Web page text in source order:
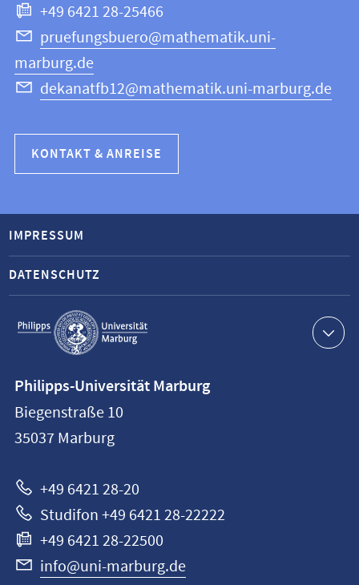
+49 6421 28-25466
pruefungsbuero@mathematik.uni-
marburg.de
dekanatfb12@mathematik.uni-marburg.de
KONTAKT & ANREISE
Service-
Navigation
IMPRESSUM
DATENSCHUTZ
Philipps-
Universität
Marburg
Philipps-Universität Marburg
Biegenstraße 10
35037 Marburg
+49 6421 28-20
Studifon +49 6421 28-22222
+49 6421 28-22500
info@uni-marburg.de